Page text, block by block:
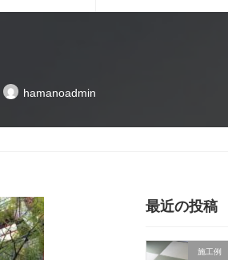
hamanoadmin
最近の投稿
施工例